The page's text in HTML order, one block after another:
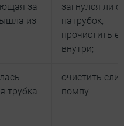
за
из
загнулся ли
патрубок,
прочистить
внутри;
трубка
очистить
помпу